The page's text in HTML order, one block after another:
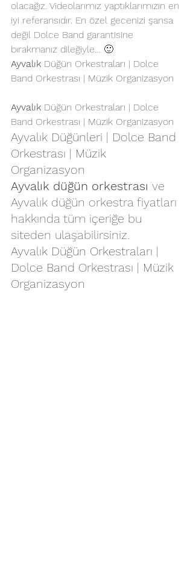
olacağız. Videolarımız yaptıklarımızın en
iyi referansıdır. En özel gecenizi şansa
değil Dolce Band garantisine
bırakmanız dileğiyle… 🙂
Ayvalık Düğün Orkestraları | Dolce
Band Orkestrası | Müzik Organizasyon
Ayvalık Düğün Orkestraları | Dolce
Band Orkestrası | Müzik Organizasyon
Ayvalık Düğünleri | Dolce Band
Orkestrası | Müzik
Organizasyon
Ayvalık düğün orkestrası ve
Ayvalık düğün orkestra fiyatları
hakkında tüm içeriğe bu
siteden ulaşabilirsiniz.
Ayvalık Düğün Orkestraları |
Dolce Band Orkestrası | Müzik
Organizasyon